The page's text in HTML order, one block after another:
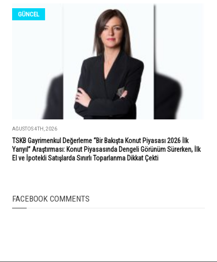
GÜNCEL
AĞUSTOS 4TH, 2026
TSKB Gayrimenkul Değerleme “Bir Bakışta Konut Piyasası 2026 İlk
Yarıyıl” Araştırması: Konut Piyasasında Dengeli Görünüm Sürerken, İlk
El ve İpotekli Satışlarda Sınırlı Toparlanma Dikkat Çekti
FACEBOOK COMMENTS